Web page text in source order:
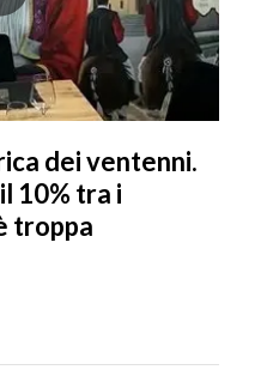
dei ventenni.
10% tra i
troppa